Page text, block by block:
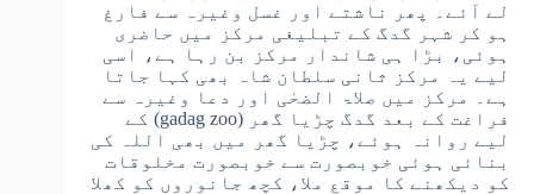
لے آئے۔ پھر ناشتے اور غسل وغیرہ سے فارغ
ہو کر شہر گدگ کے تبلیغی مرکز میں حاضری
ہوئی، بڑا ہی شاندار مرکز بن رہا ہے، اسی
لیے یہ مرکز ثانی سلطان شاہ بھی کہا جاتا
ہے۔ مرکز میں صلاۃ الضحٰی اور دعا وغیرہ سے
فراغت کے بعد گدگ چڑیا گھر (gadag zoo) کے
لیے روانہ ہوئے، چڑیا گھر میں بھی اللہ کی
بنائی ہوئی خوبصورت سے خوبصورت مخلوقات
کو دیکھنے کا موقع ملا، کچھ جانوروں کو کھلا